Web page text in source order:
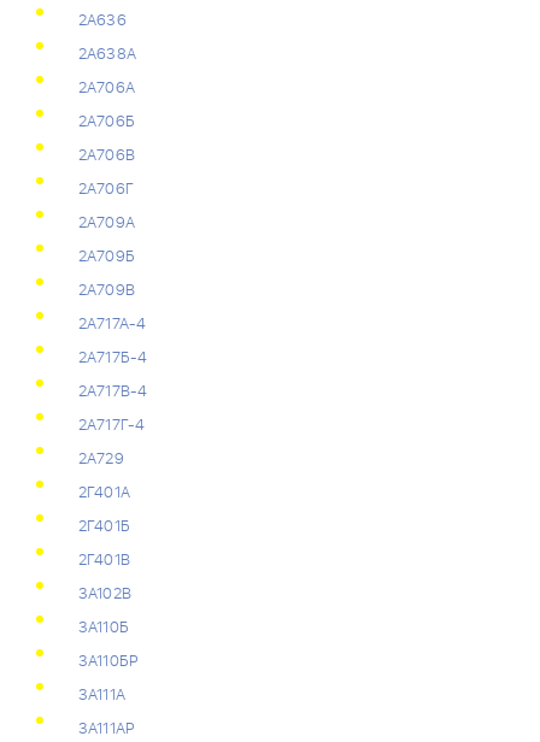
2А636
2А638А
2А706А
2А706Б
2А706В
2А706Г
2А709А
2А709Б
2А709В
2А717А-4
2А717Б-4
2А717В-4
2А717Г-4
2А729
2Г401А
2Г401Б
2Г401В
3А102В
3А110Б
3А110БР
3А111А
3А111АР